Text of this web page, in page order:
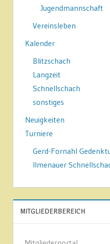
Jugendmannschaft
Vereinsleben
Kalender
Blitzschach
Langzeit
Schnellschach
sonstiges
Neuigkeiten
Turniere
Gerd-Fornahl
Ilmenauer
MITGLIEDERBEREICH